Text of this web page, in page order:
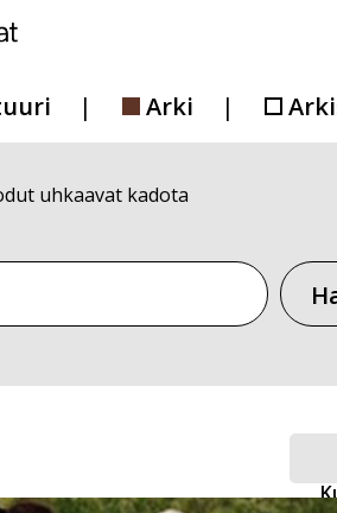
Arki
uhkaavat kadota